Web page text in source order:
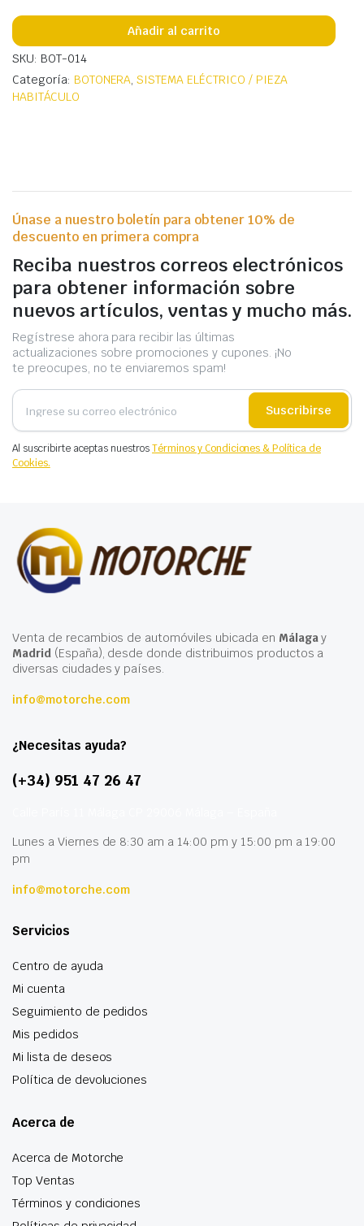
Añadir al carrito
SKU: BOT-014
Categoría: BOTONERA,SISTEMA ELÉCTRICO / PIEZA
HABITÁCULO
Únase a nuestro boletín para obtener 10% de
descuento en primera compra
Reciba nuestros correos electrónicos
para obtener información sobre
nuevos artículos, ventas y mucho más.
Regístrese ahora para recibir las últimas
actualizaciones sobre promociones y cupones. ¡No
te preocupes, no te enviaremos spam!
Suscribirse
Al suscribirte aceptas nuestrosTérminos y Condiciones & Política de
Cookies.
Venta de recambios de automóviles ubicada en Málagay
Madrid(España), desde donde distribuimos productos a
diversas ciudades y países.
info@motorche.com
¿Necesitas ayuda?
(+34) 951 47 26 47
Lunes a Viernes de 8:30 am a 14:00 pm y 15:00 pm a 19:00
pm
info@motorche.com
Servicios
Centro de ayuda
Mi cuenta
Seguimiento de pedidos
Mis pedidos
Mi lista de deseos
Política de devoluciones
Acerca de
Acerca de Motorche
Top Ventas
Términos y condiciones